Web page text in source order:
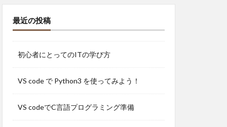
最近の投稿
初心者にとってのITの学び方
VS code で Python3 を使ってみよう！
VS codeでC言語プログラミング準備